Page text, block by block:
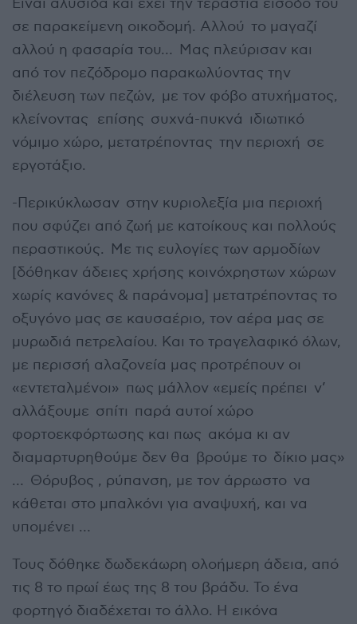
Είναι αλυσίδα και έχει την τεράστια είσοδό του
σε παρακείμενη οικοδομή. Αλλού το μαγαζί
αλλού η φασαρία του… Μας πλεύρισαν και
από τον πεζόδρομο παρακωλύοντας την
διέλευση των πεζών, με τον φόβο ατυχήματος,
κλείνοντας επίσης συχνά-πυκνά ιδιωτικό
νόμιμο χώρο, μετατρέποντας την περιοχή σε
εργοτάξιο.
-Περικύκλωσαν στην κυριολεξία μια περιοχή
που σφύζει από ζωή με κατοίκους και πολλούς
περαστικούς. Με τις ευλογίες των αρμοδίων
[δόθηκαν άδειες χρήσης κοινόχρηστων χώρων
χωρίς κανόνες & παράνομα] μετατρέποντας το
οξυγόνο μας σε καυσαέριο, τον αέρα μας σε
μυρωδιά πετρελαίου. Και το τραγελαφικό όλων,
με περισσή αλαζονεία μας προτρέπουν οι
«εντεταλμένοι» πως μάλλον «εμείς πρέπει ν’
αλλάξουμε σπίτι παρά αυτοί χώρο
φορτοεκφόρτωσης και πως ακόμα κι αν
διαμαρτυρηθούμε δεν θα βρούμε το δίκιο μας»
… Θόρυβος , ρύπανση, με τον άρρωστο να
κάθεται στο μπαλκόνι για αναψυχή, και να
υπομένει …
Τους δόθηκε δωδεκάωρη ολοήμερη άδεια, από
τις 8 το πρωί έως της 8 του βράδυ. Το ένα
φορτηγό διαδέχεται το άλλο. Η εικόνα